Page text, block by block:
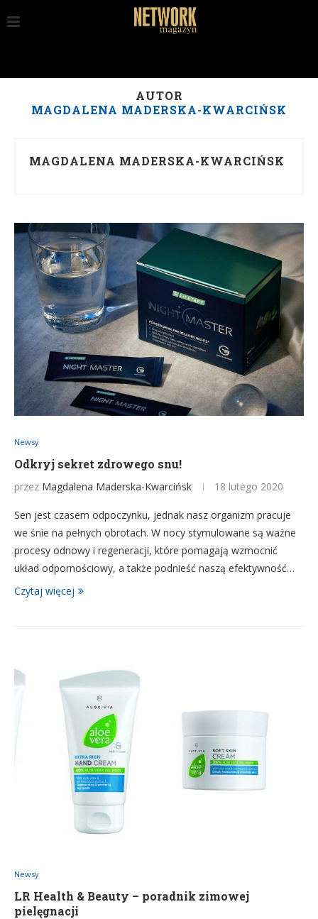
AUTOR
MAGDALENA MADERSKA-KWARCIŃSK
MAGDALENA MADERSKA-KWARCIŃSK
Newsy
Odkryj sekret zdrowego snu!
przez Magdalena Maderska-Kwarcińsk 18 lutego 2020
Sen jest czasem odpoczynku, jednak nasz organizm pracuje
we śnie na pełnych obrotach. W nocy stymulowane są ważne
procesy odnowy i regeneracji, które pomagają wzmocnić
układ odpornościowy, a także podnieść naszą efektywność…
Czytaj więcej
Newsy
LR Health & Beauty – poradnik zimowej
pielęgnacji